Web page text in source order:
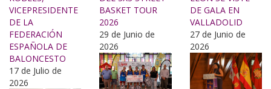
VICEPRESIDENTE
DE LA
FEDERACIÓN
ESPAÑOLA DE
BALONCESTO
17 de Julio de
2026
BASKET TOUR
2026
29 de Junio de
2026
DE GALA EN
VALLADOLID
27 de Junio de
2026